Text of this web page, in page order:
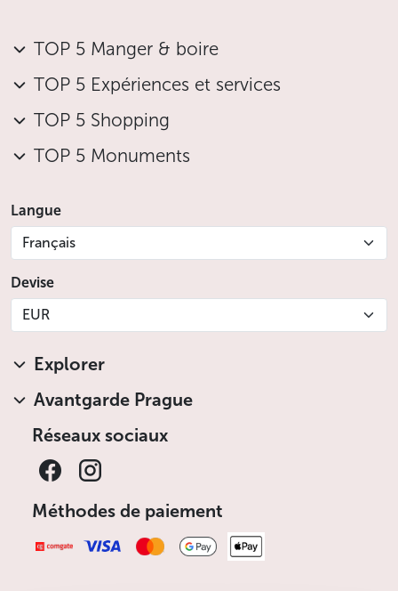
TOP 5 Manger & boire
TOP 5 Expériences et services
TOP 5 Shopping
TOP 5 Monuments
Langue
Français
Devise
EUR
Explorer
Avantgarde Prague
Réseaux sociaux
Méthodes de paiement